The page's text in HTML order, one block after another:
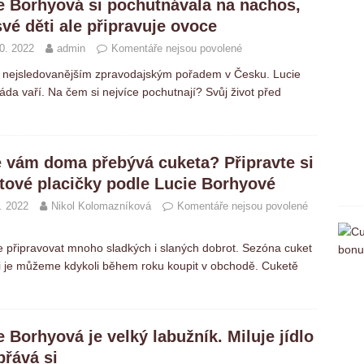
Borhyová si pochutnávala na nachos,
děti ale připravuje ovoce
2022 admin Komentáře nejsou povolené
zpravodajským pořadem v Česku. Lucie
vaří. Na čem si nejvíce pochutnají? Svůj život před
vám doma přebývá cuketa? Připravte si
placičky podle Lucie Borhyové
2022 Nikol Kolomazníková Komentáře nejsou povolené
mnoho sladkých i slaných dobrot. Sezóna cuket
můžeme kdykoli během roku koupit v obchodě. Cuketě
Borhyová je velký labužník. Miluje jídlo
si